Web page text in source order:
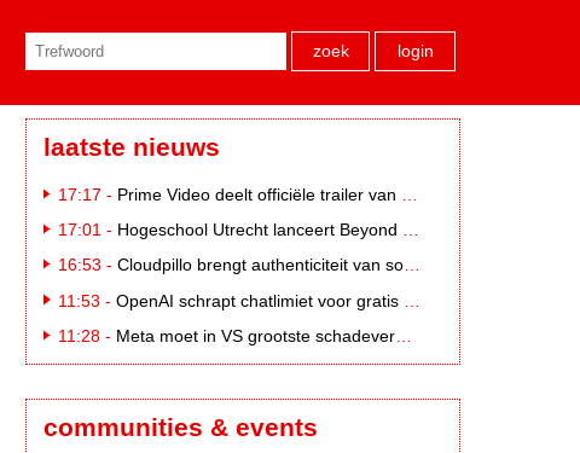
zoek login
laatste nieuws
17:17 - Prime Video deelt officiële trailer van L*VE KLEINE
17:01 - Hogeschool Utrecht lanceert Beyond Campus binnen International Creative Business
16:53 - Cloudpillo brengt authenticiteit van social naar tv
11:53 - OpenAI schrapt chatlimiet voor gratis ChatGPT-gebruikers
11:28 - Meta moet in VS grootste schadevergoeding ooit betalen: 567 miljoen dollar
communities & events